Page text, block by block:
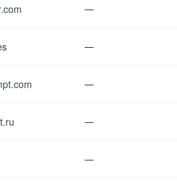
—
—
—
—
—